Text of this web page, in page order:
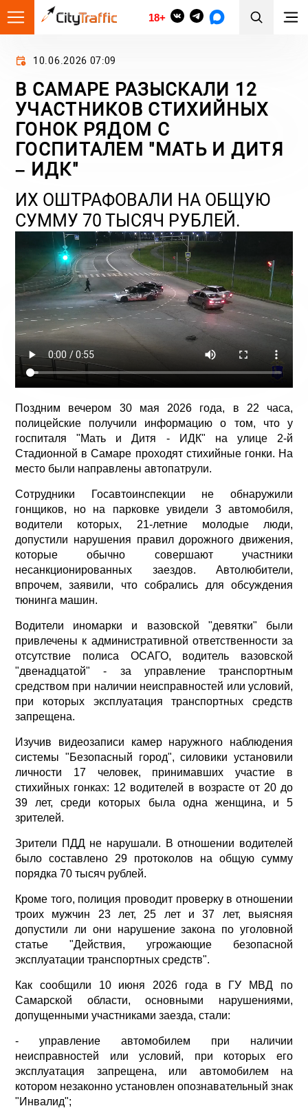
18+
10.06.2026 07:09
В САМАРЕ РАЗЫСКАЛИ 12
УЧАСТНИКОВ СТИХИЙНЫХ
ГОНОК РЯДОМ С
ГОСПИТАЛЕМ "МАТЬ И ДИТЯ
– ИДК"
ИХ ОШТРАФОВАЛИ НА ОБЩУЮ
СУММУ 70 ТЫСЯЧ РУБЛЕЙ.
Поздним вечером 30 мая 2026 года, в 22 часа,
полицейские получили информацию о том, что у
госпиталя "Мать и Дитя - ИДК" на улице 2-й
Стадионной в Самаре проходят стихийные гонки. На
место были направлены автопатрули.
Сотрудники Госавтоинспекции не обнаружили
гонщиков, но на парковке увидели 3 автомобиля,
водители которых, 21-летние молодые люди,
допустили нарушения правил дорожного движения,
которые обычно совершают участники
несанкционированных заездов. Автолюбители,
впрочем, заявили, что собрались для обсуждения
тюнинга машин.
Водители иномарки и вазовской "девятки" были
привлечены к административной ответственности за
отсутствие полиса ОСАГО, водитель вазовской
"двенадцатой" - за управление транспортным
средством при наличии неисправностей или условий,
при которых эксплуатация транспортных средств
запрещена.
Изучив видеозаписи камер наружного наблюдения
системы "Безопасный город", силовики установили
личности 17 человек, принимавших участие в
стихийных гонках: 12 водителей в возрасте от 20 до
39 лет, среди которых была одна женщина, и 5
зрителей.
Зрители ПДД не нарушали. В отношении водителей
было составлено 29 протоколов на общую сумму
порядка 70 тысяч рублей.
Кроме того, полиция проводит проверку в отношении
троих мужчин 23 лет, 25 лет и 37 лет, выясняя
допустили ли они нарушение закона по уголовной
статье "Действия, угрожающие безопасной
эксплуатации транспортных средств".
Как сообщили 10 июня 2026 года в ГУ МВД по
Самарской области, основными нарушениями,
допущенными участниками заезда, стали:
- управление автомобилем при наличии
неисправностей или условий, при которых его
эксплуатация запрещена, или автомобилем на
котором незаконно установлен опознавательный знак
"Инвалид";